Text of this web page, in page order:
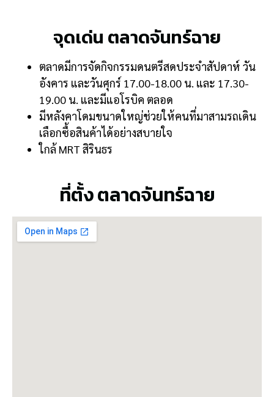
จุดเด่น ตลาดจันทร์ฉาย
ตลาดมีการจัดกิจกรรมดนตรีสดประจำสัปดาห์ วัน
อังคาร และวันศุกร์ 17.00-18.00 น. และ 17.30-
19.00 น. และมีแอโรบิค ตลอด
มีหลังคาโดมขนาดใหญ่ช่วยให้คนที่มาสามรถเดิน
เลือกซื้อสินค้าได้อย่างสบายใจ
ใกล้ MRT สิรินธร
ที่ตั้ง ตลาดจันทร์ฉาย